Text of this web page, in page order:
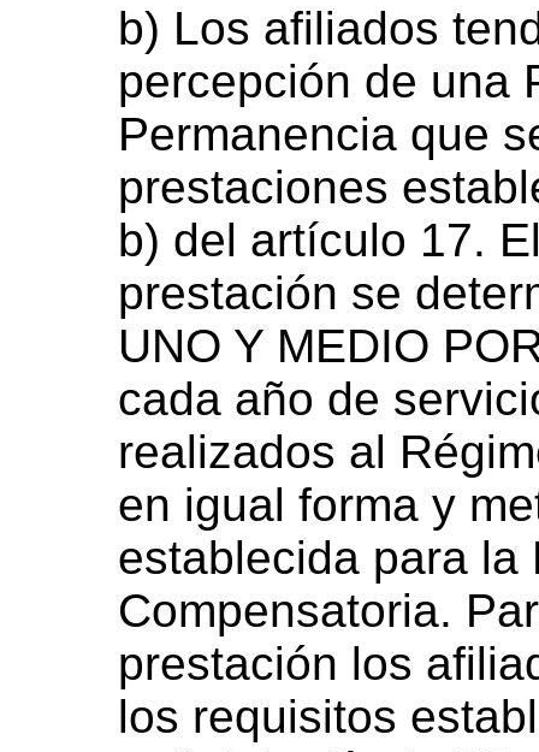
b) Los afiliados
percepción de una
Permanencia que
prestaciones
b) del artículo 17.
prestación se
UNO Y MEDIO
cada año de
realizados al
en igual forma y
establecida para la
Compensatoria.
prestación los
los requisitos